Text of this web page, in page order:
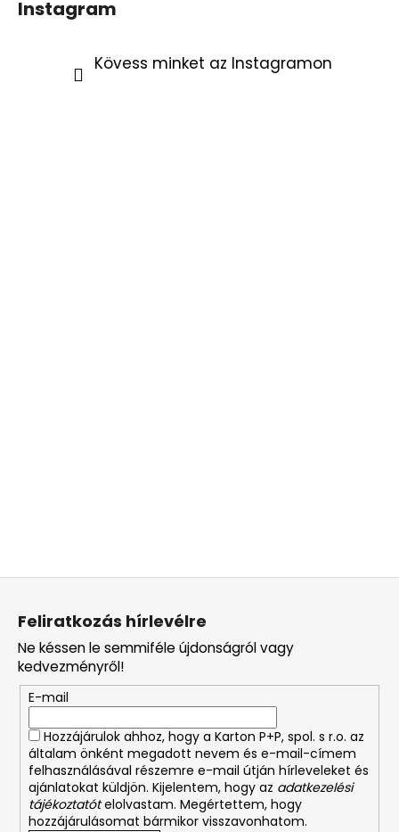
Instagram
Kövess minket az Instagramon
L
Feliratkozás hírlevélre
Ne késsen le semmiféle újdonságról vagy
kedvezményről!
E-mail
Hozzájárulok ahhoz, hogy a Karton P+P, spol. s r.o. az
általam önként megadott nevem és e-mail-címem
felhasználásával részemre e-mail útján hírleveleket és
ajánlatokat küldjön. Kijelentem, hogy az adatkezelési
tájékoztatótelolvastam. Megértettem, hogy
hozzájárulásomat bármikor visszavonhatom.